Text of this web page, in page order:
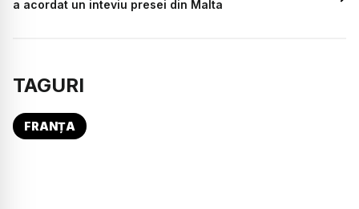
a acordat un inteviu presei din Malta
TAGURI
FRANȚA